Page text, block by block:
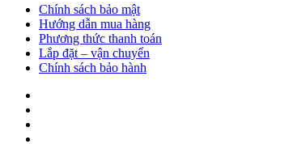
Chính sách bảo mật
Hướng dẫn mua hàng
Phương thức thanh toán
Lắp đặt – vận chuyển
Chính sách bảo hành